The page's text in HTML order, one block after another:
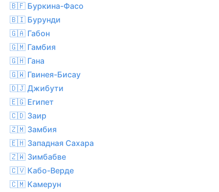
🇧🇫 Буркина-Фасо
🇧🇮 Бурунди
🇬🇦 Габон
🇬🇲 Гамбия
🇬🇭 Гана
🇬🇼 Гвинея-Бисау
🇩🇯 Джибути
🇪🇬 Египет
🇨🇩 Заир
🇿🇲 Замбия
🇪🇭 Западная Сахара
🇿🇼 Зимбабве
🇨🇻 Кабо-Верде
🇨🇲 Камерун